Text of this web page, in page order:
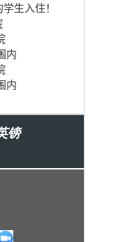
生入住！
内
内
镑